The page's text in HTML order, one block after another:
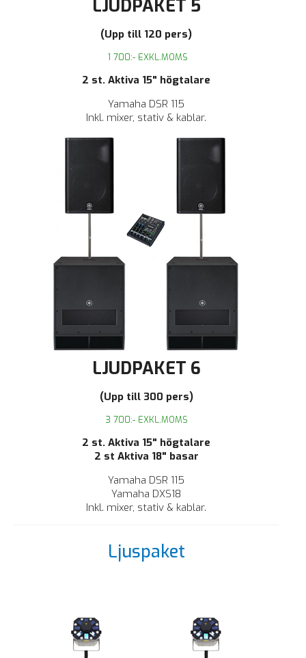
LJUDPAKET 5
(Upp till 120 pers)
1 700:- EXKL.MOMS
2 st. Aktiva 15" högtalare
Yamaha DSR 115
Inkl. mixer, stativ & kablar.
LJUDPAKET 6
(Upp till 300 pers)
3 700:- EXKL.MOMS
2 st. Aktiva 15" högtalare
2 st Aktiva 18" basar
Yamaha DSR 115
Yamaha DXS18
Inkl. mixer, stativ & kablar.
Ljuspaket